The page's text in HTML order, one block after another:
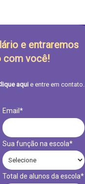
e entraremos
com você!
aqui e entre em contato.
Email*
Sua função na escola*
Total de alunos da escola*